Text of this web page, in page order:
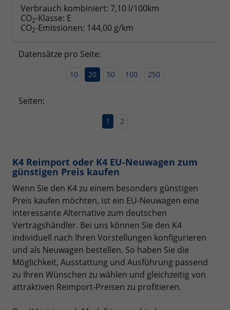
Verbrauch kombiniert: 7,10 l/100km
CO2-Klasse: E
CO2-Emissionen: 144,00 g/km
Datensätze pro Seite:
10 20 50 100 250
Seiten:
1 2
K4 Reimport oder K4 EU-Neuwagen zum
günstigen Preis kaufen
Wenn Sie den K4 zu einem besonders günstigen
Preis kaufen möchten, ist ein EU-Neuwagen eine
interessante Alternative zum deutschen
Vertragshändler. Bei uns können Sie den K4
individuell nach Ihren Vorstellungen konfigurieren
und als Neuwagen bestellen. So haben Sie die
Möglichkeit, Ausstattung und Ausführung passend
zu Ihren Wünschen zu wählen und gleichzeitig von
attraktiven Reimport-Preisen zu profitieren.